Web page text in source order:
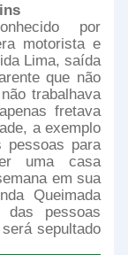
por
motorista e
Lima, saída
que não
trabalhava
fretava
a exemplo
pessoas para
uma casa
em sua
Queimada
das pessoas
sepultado